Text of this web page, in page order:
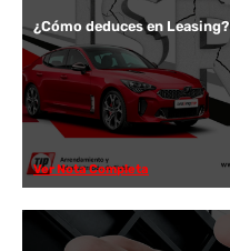
¿Cómo deduces en Leasing?
Ver Nota Completa